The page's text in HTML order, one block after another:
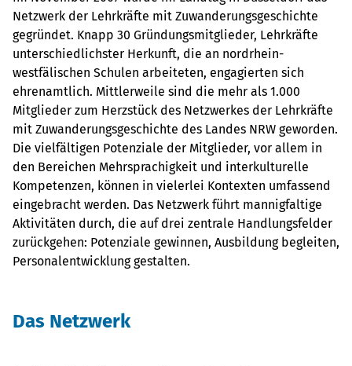
Netzwerk der Lehrkräfte mit Zuwanderungsgeschichte
gegründet. Knapp 30 Gründungsmitglieder, Lehrkräfte
unterschiedlichster Herkunft, die an nordrhein-
westfälischen Schulen arbeiteten, engagierten sich
ehrenamtlich. Mittlerweile sind die mehr als 1.000
Mitglieder zum Herzstück des Netzwerkes der Lehrkräfte
mit Zuwanderungsgeschichte des Landes NRW geworden.
Die vielfältigen Potenziale der Mitglieder, vor allem in
den Bereichen Mehrsprachigkeit und interkulturelle
Kompetenzen, können in vielerlei Kontexten umfassend
eingebracht werden. Das Netzwerk führt mannigfaltige
Aktivitäten durch, die auf drei zentrale Handlungsfelder
zurückgehen: Potenziale gewinnen, Ausbildung begleiten,
Personalentwicklung gestalten.
Das Netzwerk